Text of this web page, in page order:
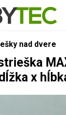
nad dvere
x